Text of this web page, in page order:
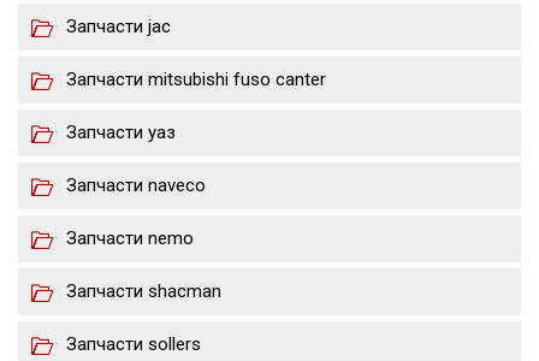
Запчасти jac
Запчасти mitsubishi fuso canter
Запчасти уаз
Запчасти naveco
Запчасти nemo
Запчасти shacman
Запчасти sollers